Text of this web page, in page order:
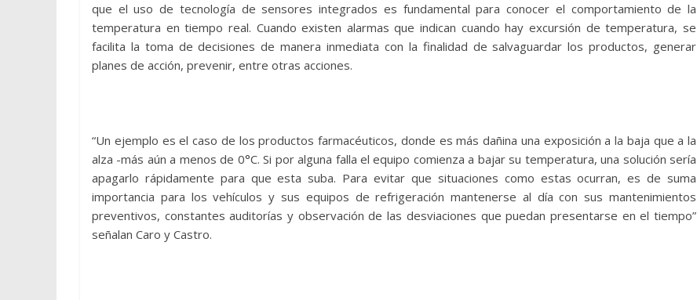
que el uso de tecnología de sensores integrados es fundamental para conocer el comportamiento de la
temperatura en tiempo real. Cuando existen alarmas que indican cuando hay excursión de temperatura, se
facilita la toma de decisiones de manera inmediata con la finalidad de salvaguardar los productos, generar
planes de acción, prevenir, entre otras acciones.
“Un ejemplo es el caso de los productos farmacéuticos, donde es más dañina una exposición a la baja que a la
alza -más aún a menos de 0°C. Si por alguna falla el equipo comienza a bajar su temperatura, una solución sería
apagarlo rápidamente para que esta suba. Para evitar que situaciones como estas ocurran, es de suma
importancia para los vehículos y sus equipos de refrigeración mantenerse al día con sus mantenimientos
preventivos, constantes auditorías y observación de las desviaciones que puedan presentarse en el tiempo”
señalan Caro y Castro.